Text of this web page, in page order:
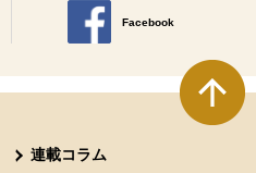
ます。
Facebook
別のウィンドウで開きます
連載コラム